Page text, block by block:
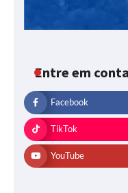
Entre em
Facebook
TikTok
YouTube